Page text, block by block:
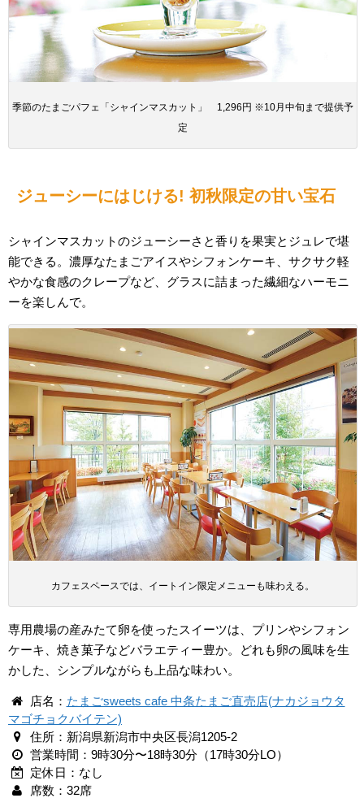
季節のたまごパフェ「シャインマスカット」 1,296円 ※10月中旬まで提供予
定
ジューシーにはじける! 初秋限定の甘い宝石
シャインマスカットのジューシーさと香りを果実とジュレで堪
能できる。濃厚なたまごアイスやシフォンケーキ、サクサク軽
やかな食感のクレープなど、グラスに詰まった繊細なハーモニ
ーを楽しんで。
カフェスペースでは、イートイン限定メニューも味わえる。
専用農場の産みたて卵を使ったスイーツは、プリンやシフォン
ケーキ、焼き菓子などバラエティー豊か。どれも卵の風味を生
かした、シンプルながらも上品な味わい。
店名： たまごsweets cafe 中条たまご直売店(ナカジョウタ
マゴチョクバイテン)
住所：新潟県新潟市中央区長潟1205-2
営業時間：9時30分〜18時30分（17時30分LO）
定休日：なし
席数：32席